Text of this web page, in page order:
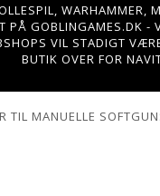
WARHAMMER,
PÅ GOBLINGAMES.DK -
VIL STADIGT
BUTIK OVER FOR
TIL MANUELLE